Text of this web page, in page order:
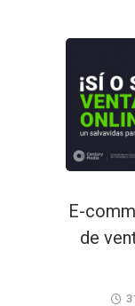
E-
de